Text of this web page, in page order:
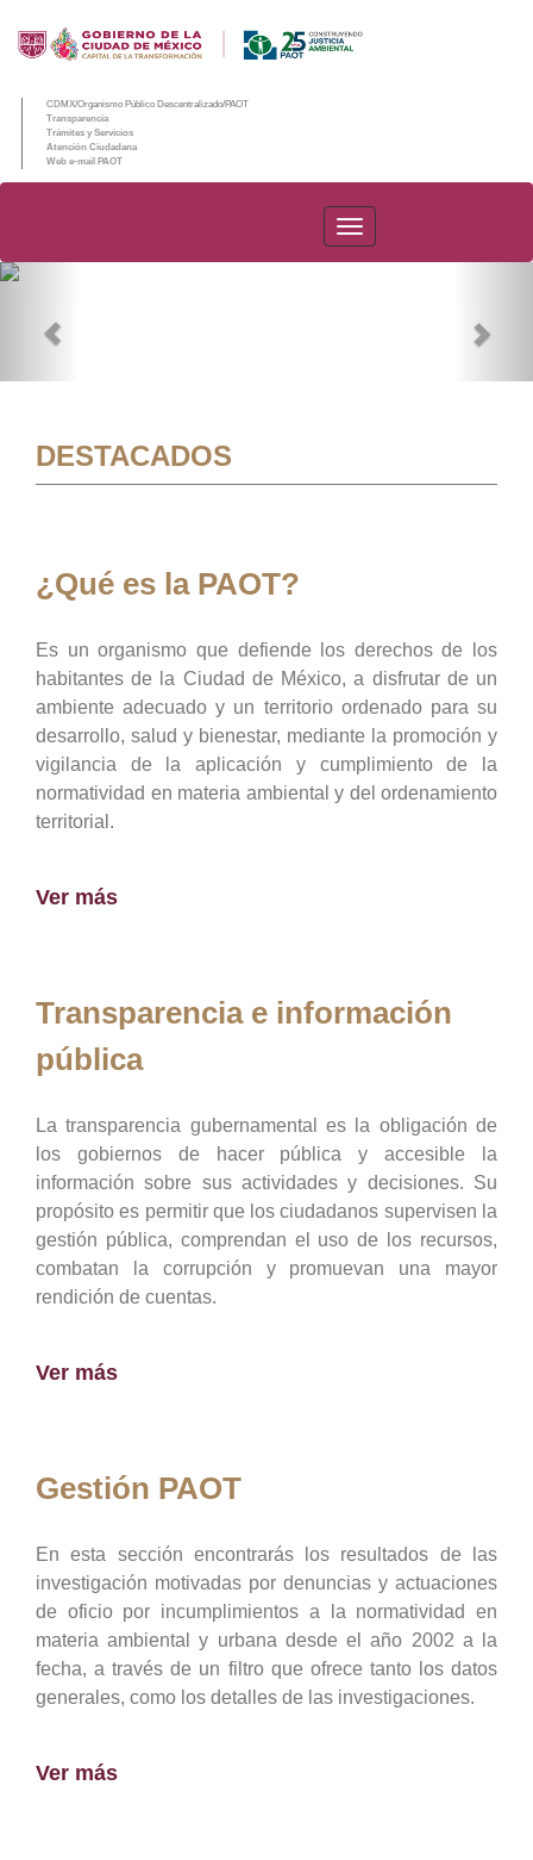
CDMX/Organismo Público Descentralizado/PAOT
Transparencia
Trámites y Servicios
Atención Ciudadana
Web e-mail PAOT
PAOT
DESTACADOS
¿Qué es la PAOT?
Es un organismo que defiende los derechos de los
habitantes de la Ciudad de México, a disfrutar de un
ambiente adecuado y un territorio ordenado para su
desarrollo, salud y bienestar, mediante la promoción y
vigilancia de la aplicación y cumplimiento de la
normatividad en materia ambiental y del ordenamiento
territorial.
Ver más
Transparencia e información
pública
La transparencia gubernamental es la obligación de
los gobiernos de hacer pública y accesible la
información sobre sus actividades y decisiones. Su
propósito es permitir que los ciudadanos supervisen la
gestión pública, comprendan el uso de los recursos,
combatan la corrupción y promuevan una mayor
rendición de cuentas.
Ver más
Gestión PAOT
En esta sección encontrarás los resultados de las
investigación motivadas por denuncias y actuaciones
de oficio por incumplimientos a la normatividad en
materia ambiental y urbana desde el año 2002 a la
fecha, a través de un filtro que ofrece tanto los datos
generales, como los detalles de las investigaciones.
Ver más